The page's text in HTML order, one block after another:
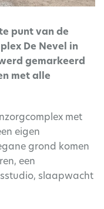
punt van de
De Nevel in
gemarkeerd
met alle
met
eigen
grond komen
een
slaapwacht